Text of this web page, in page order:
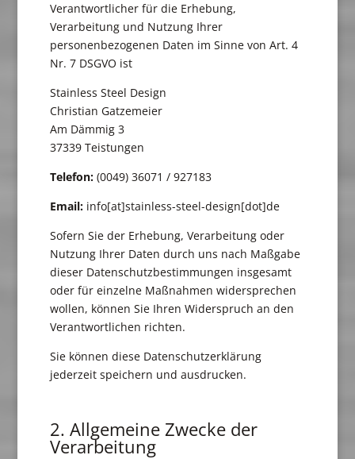
Verantwortlicher für die Erhebung,
Verarbeitung und Nutzung Ihrer
personenbezogenen Daten im Sinne von Art. 4
Nr. 7 DSGVO ist
Stainless Steel Design
Christian Gatzemeier
Am Dämmig 3
37339 Teistungen
Telefon:(0049) 36071 / 927183
Email:info[at]stainless-steel-design[dot]de
Sofern Sie der Erhebung, Verarbeitung oder
Nutzung Ihrer Daten durch uns nach Maßgabe
dieser Datenschutzbestimmungen insgesamt
oder für einzelne Maßnahmen widersprechen
wollen, können Sie Ihren Widerspruch an den
Verantwortlichen richten.
Sie können diese Datenschutzerklärung
jederzeit speichern und ausdrucken.
2. Allgemeine Zwecke der
Verarbeitung